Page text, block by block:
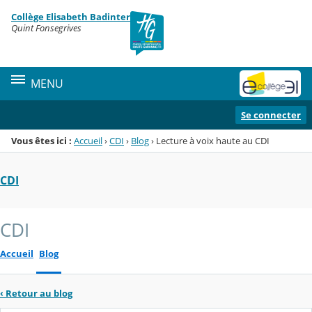
Menu de la rubrique
Contenu
Collège Elisabeth Badinter
Quint Fonsegrives
MENU
Se connecter
Vous êtes ici : Accueil›CDI › Blog› Lecture à voix haute au CDI
CDI
CDI
Accueil Blog
‹ Retour au blog